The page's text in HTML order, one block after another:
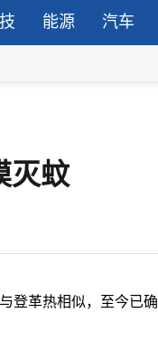
能源 汽车
灭蚊
登革热相似，至今已确